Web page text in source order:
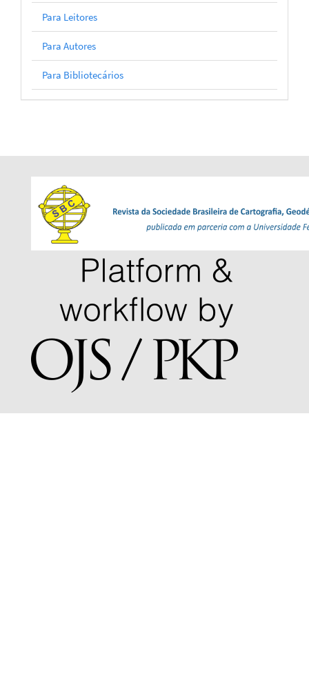
Para Leitores
Para Autores
Para Bibliotecários